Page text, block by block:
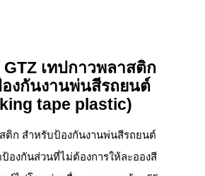
GTZเทปกาวพลาสติก
งกันงานพ่นสีรถยนต์
tape plastic)
ติก สำหรับป้องกันงานพ่นสีรถยนต์
องกันส่วนที่ไม่ต้องการให้ละอองสี